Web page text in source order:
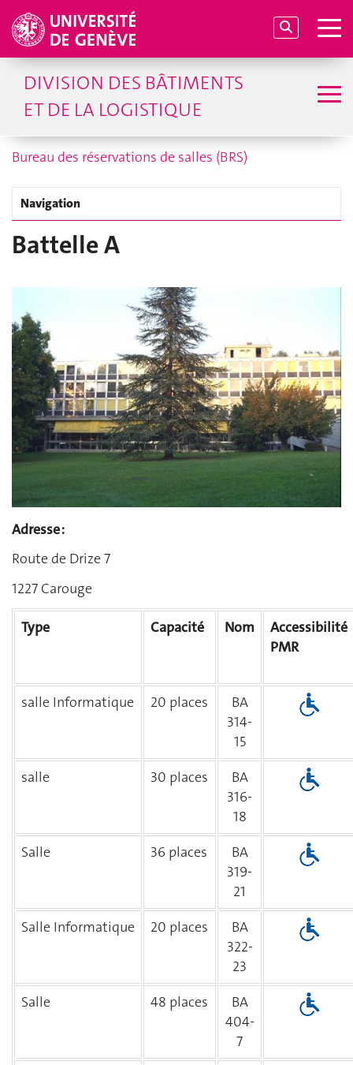
DIVISION DES BÂTIMENTS
ET DE LA LOGISTIQUE
Bureau des réservations de salles (BRS)
Navigation
Battelle A
Adresse :
Route de Drize 7
1227 Carouge
Type Capacité Nom
Accessibilité
PMR
salle Informatique 20 places
BA
314-
15
salle
30 places
BA
316-
18
Salle
36 places
BA
319-
21
Salle Informatique
20 places
BA
322-
23
Salle
48 places
BA
404-
7